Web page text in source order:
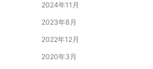
2024年11月
2023年8月
2022年12月
2020年3月